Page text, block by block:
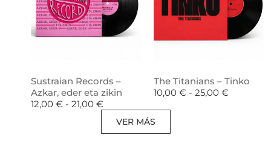
Sustraian Records –
Azkar, eder eta zikin
12,00 € - 21,00 €
The Titanians – Tinko
10,00 € - 25,00 €
VER MÁS